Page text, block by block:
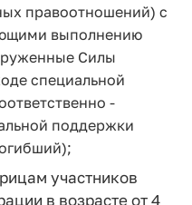
правоотношений) с
выполнению
Силы
специальной
-
поддержки
участников
в возрасте от 4